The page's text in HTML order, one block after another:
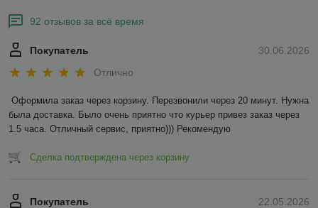
92 отзывов за всё время
30.06.2026
Покупатель
Отлично
Оформила заказ через корзину. Перезвонили через 20 минут. Нужна
была доставка. Было очень приятно что курьер привез заказ через
1.5 часа. Отличный сервис, приятно))) Рекомендую
Сделка подтверждена через корзину
22.05.2026
Покупатель